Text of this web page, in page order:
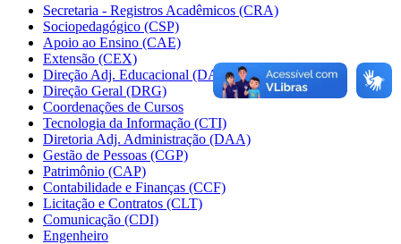
Secretaria - Registros Acadêmicos (CRA)
Sociopedagógico (CSP)
Apoio ao Ensino (CAE)
Extensão (CEX)
Direção Adj. Educacional (DAE)
Direção Geral (DRG)
Coordenações de Cursos
Tecnologia da Informação (CTI)
Diretoria Adj. Administração (DAA)
Gestão de Pessoas (CGP)
Patrimônio (CAP)
Contabilidade e Finanças (CCF)
Licitação e Contratos (CLT)
Comunicação (CDI)
Engenheiro